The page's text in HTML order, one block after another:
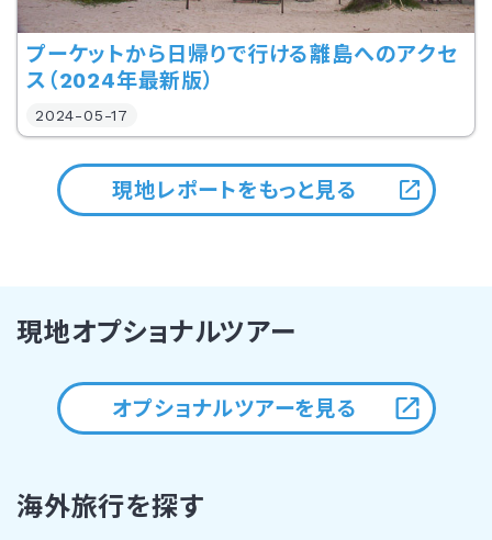
プーケットから日帰りで行ける離島へのアクセ
ス（2024年最新版）
2024-05-17
現地レポートをもっと見る
現地オプショナルツアー
オプショナルツアーを見る
海外旅行を探す